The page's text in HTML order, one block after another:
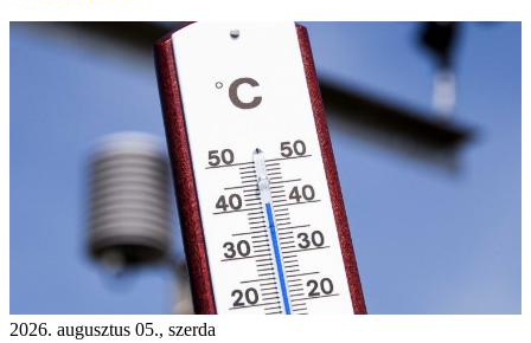
2026. augusztus 05., szerda